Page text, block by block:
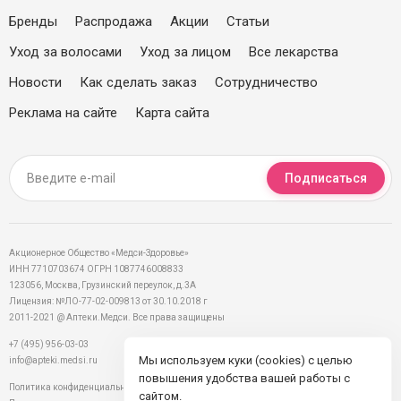
Бренды
Распродажа Акции
Статьи
Уход за волосами
Уход за лицом
Все лекарства
Новости
Как сделать заказ
Сотрудничество
Реклама на сайте
Карта сайта
Подписаться
Акционерное Общество «Медси-Здоровье»
ИНН 7710703674 ОГРН 1087746008833
123056, Москва, Грузинский переулок, д.3А
Лицензия: №ЛО-77-02-009813 от 30.10.2018 г
2011-2021 @ Аптеки.Медси. Все права защищены
+7 (495) 956-03-03
info@apteki.medsi.ru
Политика конфиденциальности
Мы используем куки (cookies) с целью
повышения удобства вашей работы с
сайтом.